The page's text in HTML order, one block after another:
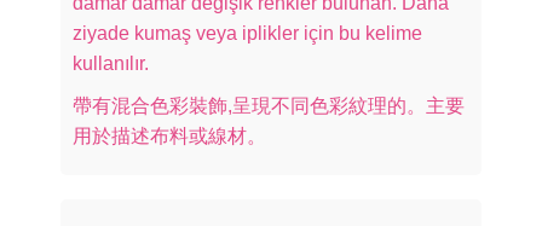
ziyade kumaş veya iplikler için bu kelime
kullanılır.
帶有混合色彩裝飾,呈現不同色彩紋理的。主要
用於描述布料或線材。